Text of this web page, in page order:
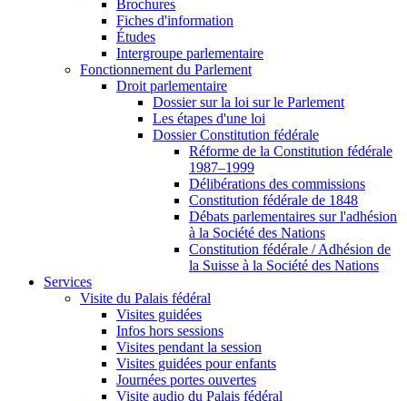
Brochures
Fiches d'information
Études
Intergroupe parlementaire
Fonctionnement du Parlement
Droit parlementaire
Dossier sur la loi sur le Parlement
Les étapes d'une loi
Dossier Constitution fédérale
Réforme de la Constitution fédérale
1987–1999
Délibérations des commissions
Constitution fédérale de 1848
Débats parlementaires sur l'adhésion
à la Société des Nations
Constitution fédérale / Adhésion de
la Suisse à la Société des Nations
Services
Visite du Palais fédéral
Visites guidées
Infos hors sessions
Visites pendant la session
Visites guidées pour enfants
Journées portes ouvertes
Visite audio du Palais fédéral